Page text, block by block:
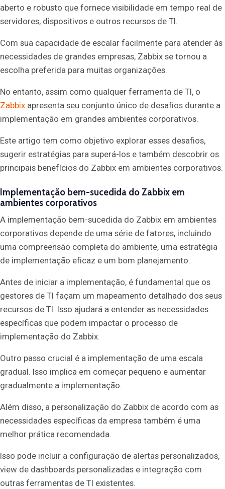
aberto e robusto que fornece visibilidade em tempo real de
servidores, dispositivos e outros recursos de TI.
Com sua capacidade de escalar facilmente para atender às
necessidades de grandes empresas, Zabbix se tornou a
escolha preferida para muitas organizações.
No entanto, assim como qualquer ferramenta de TI, o
Zabbix apresenta seu conjunto único de desafios durante a
implementação em grandes ambientes corporativos.
Este artigo tem como objetivo explorar esses desafios,
sugerir estratégias para superá-los e também descobrir os
principais benefícios do Zabbix em ambientes corporativos.
Implementação bem-sucedida do Zabbix em
ambientes corporativos
A implementação bem-sucedida do Zabbix em ambientes
corporativos depende de uma série de fatores, incluindo
uma compreensão completa do ambiente, uma estratégia
de implementação eficaz e um bom planejamento.
Antes de iniciar a implementação, é fundamental que os
gestores de TI façam um mapeamento detalhado dos seus
recursos de TI. Isso ajudará a entender as necessidades
específicas que podem impactar o processo de
implementação do Zabbix.
Outro passo crucial é a implementação de uma escala
gradual. Isso implica em começar pequeno e aumentar
gradualmente a implementação.
Além disso, a personalização do Zabbix de acordo com as
necessidades específicas da empresa também é uma
melhor prática recomendada.
Isso pode incluir a configuração de alertas personalizados,
view de dashboards personalizadas e integração com
outras ferramentas de TI existentes.